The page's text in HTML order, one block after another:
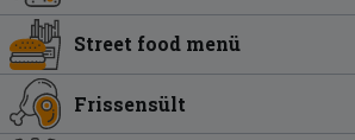
Street food menü
Frissensült